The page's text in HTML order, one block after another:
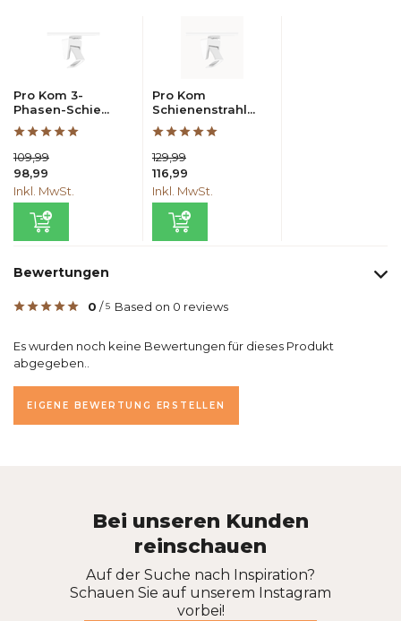
Pro Kom 3-
Phasen-Schie...
109,99
98,99
Inkl. MwSt.
Pro Kom
Schienenstrahl...
129,99
116,99
Inkl. MwSt.
Bewertungen
0 /5 Based on 0 reviews
Es wurden noch keine Bewertungen für dieses Produkt
abgegeben..
EIGENE BEWERTUNG ERSTELLEN
Bei unseren Kunden
reinschauen
Auf der Suche nach Inspiration?
Schauen Sie auf unserem Instagram
vorbei!